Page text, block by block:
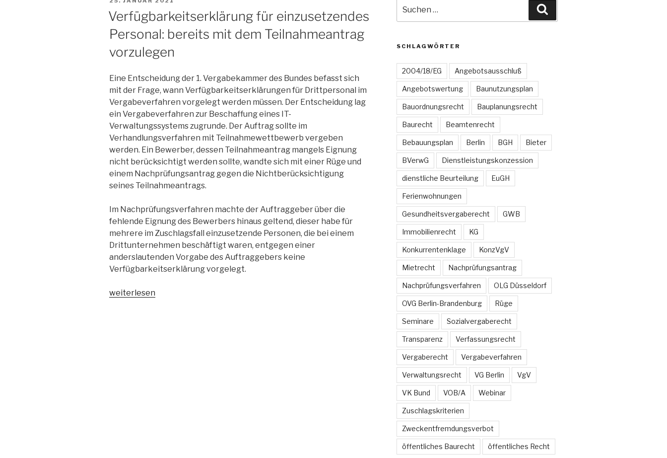
AM
Verfügbarkeitserklärung für einzusetzendes
Personal: bereits mit dem Teilnahmeantrag
vorzulegen
Eine Entscheidung der 1. Vergabekammer des Bundes befasst sich
mit der Frage, wann Verfügbarkeitserklärungen für Drittpersonal im
Vergabeverfahren vorgelegt werden müssen. Der Entscheidung lag
ein Vergabeverfahren zur Beschaffung eines IT-
Verwaltungssystems zugrunde. Der Auftrag sollte im
Verhandlungsverfahren mit Teilnahmewettbewerb vergeben
werden. Ein Bewerber, dessen Teilnahmeantrag mangels Eignung
nicht berücksichtigt werden sollte, wandte sich mit einer Rüge und
einem Nachprüfungsantrag gegen die Nichtberücksichtigung
seines Teilnahmeantrags.
Im Nachprüfungsverfahren machte der Auftraggeber über die
fehlende Eignung des Bewerbers hinaus geltend, dieser habe für
mehrere im Zuschlagsfall einzusetzende Personen, die bei einem
Drittunternehmen beschäftigt waren, entgegen einer
anderslautenden Vorgabe des Auftraggebers keine
Verfügbarkeitserklärung vorgelegt.
„Verfügbarkeitserklärung
weiterlesen
nach:
SCHLAGWÖRTER
2004/18/EG Angebotsausschluß
Angebotswertung Baunutzungsplan
Bauordnungsrecht Bauplanungsrecht
Baurecht Beamtenrecht
Bebauungsplan Berlin BGH Bieter
BVerwG Dienstleistungskonzession
dienstliche Beurteilung EuGH
Ferienwohnungen
Gesundheitsvergaberecht GWB
Immobilienrecht KG
Konkurrentenklage KonzVgV
Mietrecht Nachprüfungsantrag
Nachprüfungsverfahren OLG Düsseldorf
OVG Berlin-Brandenburg Rüge
Seminare Sozialvergaberecht
Transparenz Verfassungsrecht
Vergaberecht Vergabeverfahren
Verwaltungsrecht VG Berlin VgV
VK Bund VOB/A Webinar
Zuschlagskriterien
Zweckentfremdungsverbot
öffentliches Baurecht öffentliches Recht